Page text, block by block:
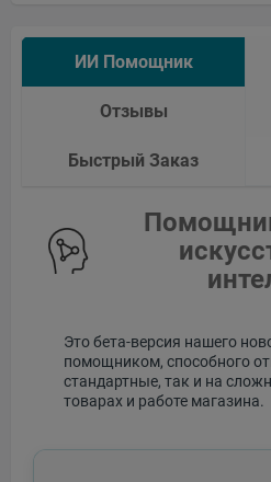
ИИ Помощник
Отзывы
Быстрый Заказ
Это бета-версия нашего
помощником, способного
стандартные, так и на
товарах и работе магазина.